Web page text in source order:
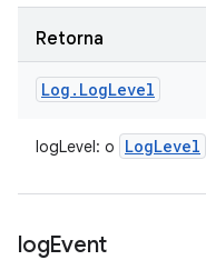
Retorna
Log . LogLevel
logLevel: o LogLevel
logEvent